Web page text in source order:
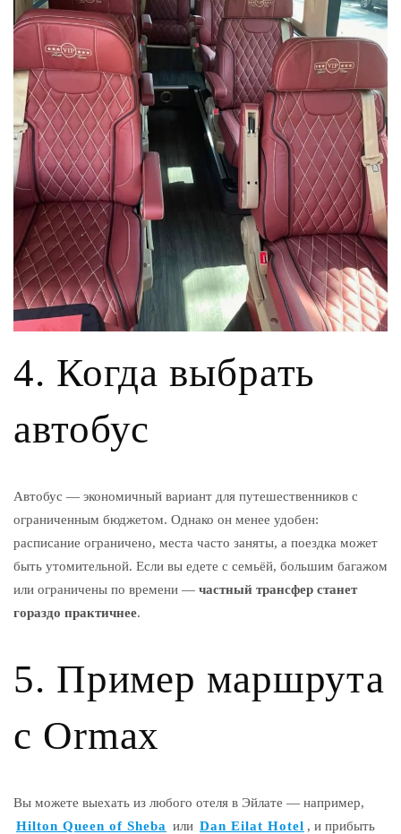
4. Когда выбрать
автобус
Автобус — экономичный вариант для путешественников с
ограниченным бюджетом. Однако он менее удобен:
расписание ограничено, места часто заняты, а поездка может
быть утомительной. Если вы едете с семьёй, большим багажом
или ограничены по времени — частный трансфер станет
гораздо практичнее.
5. Пример маршрута
с Ormax
Вы можете выехать из любого отеля в Эйлате — например,
Hilton Queen of Sheba или Dan Eilat Hotel , и прибыть